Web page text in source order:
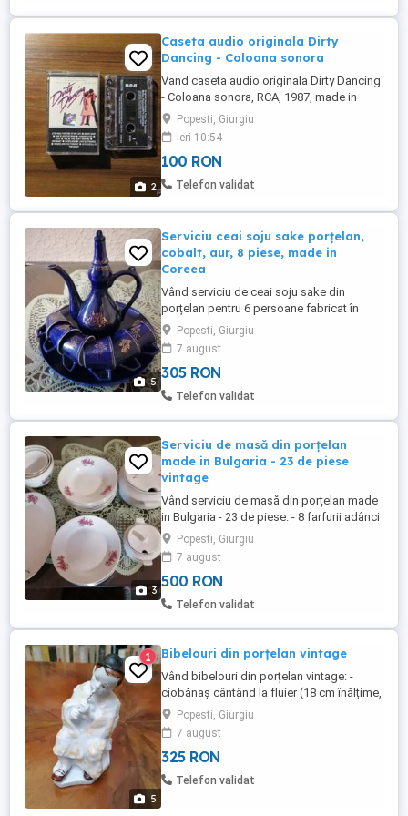
2
Caseta audio originala Dirty
Dancing - Coloana sonora
Vand caseta audio originala Dirty Dancing
- Coloana sonora, RCA, 1987, made in
Holland, banda CrO2. Pozele sunt reale.
PRETUL ESTE FIX. NU MA INTERESEAZA
SCHIMBURI! Pretul afisat nu include
transportul. Trimit in tara cu Fan Courier
doar cu plata in avans in cont bancar
Popesti, Giurgiu
ieri 10:54
100 RON
Telefon validat
5
Serviciu ceai soju sake porțelan,
cobalt, aur, 8 piese, made in
Coreea
Vând serviciu de ceai soju sake din
porțelan pentru 6 persoane fabricat în
Coreea - 8 de piese: - 1 ceainic (8 cm
diametru, 22 cm înălțime); - 6 cești pentru
ceai soju sake (5,5 cm diametru, 5 cm
înălțime); - 1 platou rotund (23 cm
diametru). Pozele sunt reale. PREȚUL
Popesti, Giurgiu
7 august
305 RON
Telefon validat
3
Serviciu de masă din porțelan
made in Bulgaria - 23 de piese
vintage
Vând serviciu de masă din porțelan made
in Bulgaria - 23 de piese: - 8 farfurii adânci
(22 cm diametru); - 8 farfurii plate (22 cm
diametru); - 3 castroane (19 cm, 14 cm, 12
cm diametru, 12 cm înălțime); - 1 platou
oval (36 cm lungime, 23 cm lățime); - 1
supieră (20 cm diametru, 17 cm înălțime); -
Popesti, Giurgiu
7 august
500 RON
Telefon validat
5
1 Bibelouri din porțelan vintage
Vând bibelouri din porțelan vintage: -
ciobănaș cântând la fluier (18 cm înălțime,
Iris Cluj) - 105 lei; - căprioară cu pui (13 cm
înălțime, 11 cm lungime, Lippelsdorf,
RDG) - 105 lei; - vază cu o lebădă cu pui
(22 cm înălțime, 13 cm lățime) - 55 lei; -
sfeșnic cu flori în relief - 55 lei; - pescăruș
Popesti, Giurgiu
7 august
325 RON
Telefon validat